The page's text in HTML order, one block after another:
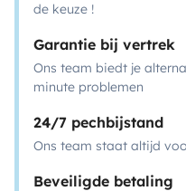
de keuze !
Garantie bij vertrek
Ons team biedt je
minute problemen
24/7 pechbijstand
Ons team staat altijd
Beveiligde betaling